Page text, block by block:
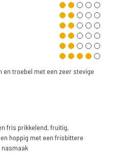
en troebel met een zeer stevige
fris prikkelend, fruitig,
hoppig met een frisbittere